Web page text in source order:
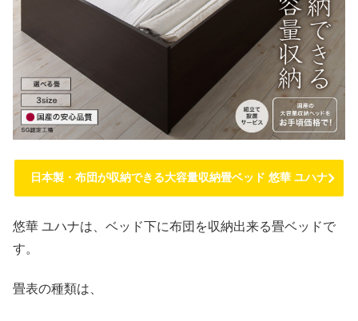
日本製・布団が収納できる大容量収納畳ベッド 悠華 ユハナ
悠華 ユハナは、ベッド下に布団を収納出来る畳ベッドで
す。
畳表の種類は、